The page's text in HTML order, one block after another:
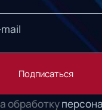
Подписаться
обработку